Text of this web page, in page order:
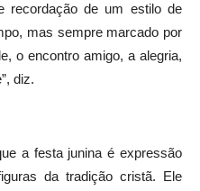
recordação de um estilo de
mas sempre marcado por
o encontro amigo, a alegria,
diz.
a festa junina é expressão
da tradição cristã. Ele